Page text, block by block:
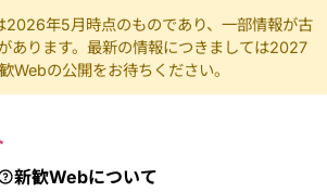
2026年5月時点のものであり、一部情報が古
あります。最新の情報につきましては2027
Webの公開をお待ちください。
新歓Webについて